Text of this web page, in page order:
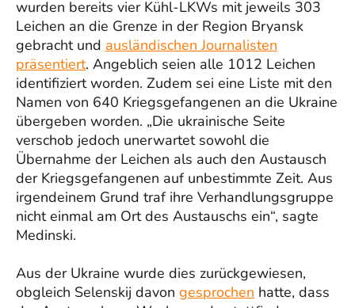
wurden bereits vier Kühl-LKWs mit jeweils 303
Leichen an die Grenze in der Region Bryansk
gebracht und ausländischen Journalisten
präsentiert. Angeblich seien alle 1012 Leichen
identifiziert worden. Zudem sei eine Liste mit den
Namen von 640 Kriegsgefangenen an die Ukraine
übergeben worden. „Die ukrainische Seite
verschob jedoch unerwartet sowohl die
Übernahme der Leichen als auch den Austausch
der Kriegsgefangenen auf unbestimmte Zeit. Aus
irgendeinem Grund traf ihre Verhandlungsgruppe
nicht einmal am Ort des Austauschs ein“, sagte
Medinski.
Aus der Ukraine wurde dies zurückgewiesen,
obgleich Selenskij davon gesprochen hatte, dass